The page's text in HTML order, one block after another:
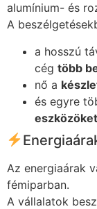
alumínium- és
A
a hosszú
cég több
nő a
és egyre
eszközöket
Az energiaárak
fémiparban.
A vállalatok